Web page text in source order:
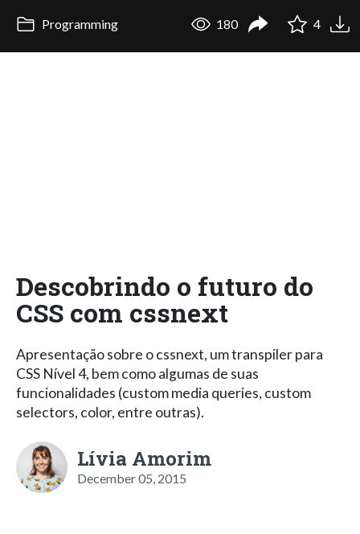
Programming 180 4
Descobrindo o futuro do
CSS com cssnext
Apresentação sobre o cssnext, um transpiler para
CSS Nível 4, bem como algumas de suas
funcionalidades (custom media queries, custom
selectors, color, entre outras).
Lívia Amorim
December 05, 2015